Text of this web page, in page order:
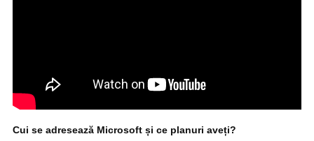
Cui se adresează Microsoft și ce planuri aveți?